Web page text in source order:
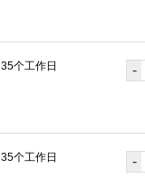
35个工作日 -
35个工作日 -